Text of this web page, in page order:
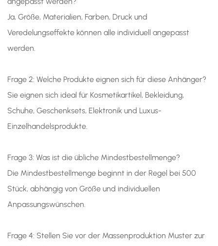
Ja, Größe, Materialien, Farben, Druck und
Veredelungseffekte können alle individuell angepasst
werden.
Frage 2: Welche Produkte eignen sich für diese Anhänger?
Sie eignen sich ideal für Kosmetikartikel, Bekleidung,
Schuhe, Geschenksets, Elektronik und Luxus-
Einzelhandelsprodukte.
Frage 3: Was ist die übliche Mindestbestellmenge?
Die Mindestbestellmenge beginnt in der Regel bei 500
Stück, abhängig von Größe und individuellen
Anpassungswünschen.
Frage 4: Stellen Sie vor der Massenproduktion Muster zur